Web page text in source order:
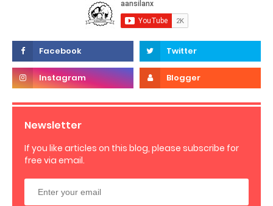
Newsletter
If you like articles on this blog, please subscribe for
free via email.